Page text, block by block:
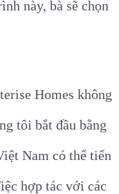
này, bà sẽ chọn
Homes không
tôi bắt đầu bằng
Nam có thể tiến
hợp tác với các